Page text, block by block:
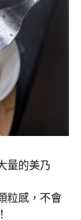
量的美乃
粒感，不會